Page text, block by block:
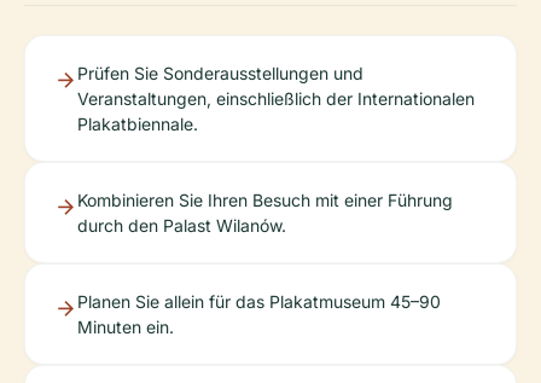
Prüfen Sie Sonderausstellungen und
Veranstaltungen, einschließlich der Internationalen
Plakatbiennale.
Kombinieren Sie Ihren Besuch mit einer Führung
durch den Palast Wilanów.
Planen Sie allein für das Plakatmuseum 45–90
Minuten ein.